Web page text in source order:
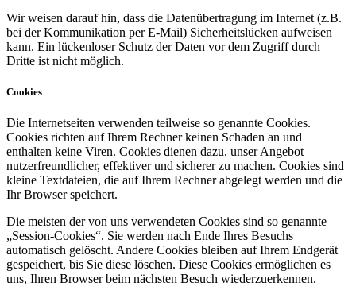
Wir weisen darauf hin, dass die Datenübertragung im Internet (z.B.
bei der Kommunikation per E-Mail) Sicherheitslücken aufweisen
kann. Ein lückenloser Schutz der Daten vor dem Zugriff durch
Dritte ist nicht möglich.
Cookies
Die Internetseiten verwenden teilweise so genannte Cookies.
Cookies richten auf Ihrem Rechner keinen Schaden an und
enthalten keine Viren. Cookies dienen dazu, unser Angebot
nutzerfreundlicher, effektiver und sicherer zu machen. Cookies sind
kleine Textdateien, die auf Ihrem Rechner abgelegt werden und die
Ihr Browser speichert.
Die meisten der von uns verwendeten Cookies sind so genannte
„Session-Cookies“. Sie werden nach Ende Ihres Besuchs
automatisch gelöscht. Andere Cookies bleiben auf Ihrem Endgerät
gespeichert, bis Sie diese löschen. Diese Cookies ermöglichen es
uns, Ihren Browser beim nächsten Besuch wiederzuerkennen.